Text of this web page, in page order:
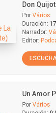
Don
Por Vários
Duración:
Narrador:
Editor:
ESCUCHA
Un Amor
Por Vários